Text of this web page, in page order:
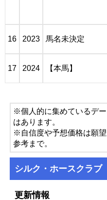
16 2023 馬名未決定
17 2024 【本馬】
※個人的に集めているデ
はあります。
※自信度や予想価格は願望
参考まで。
シルク・ホースクラブ
更新情報